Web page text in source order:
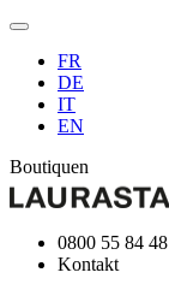
FR
DE
IT
EN
Boutiquen
0800 55 84 48
Kontakt